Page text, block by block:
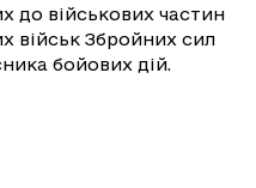
до військових частин
військ Збройних сил
бойових дій.